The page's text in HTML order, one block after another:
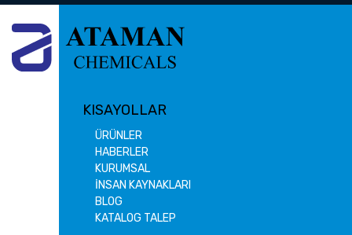
KISAYOLLAR
ÜRÜNLER
HABERLER
KURUMSAL
İNSAN KAYNAKLARI
BLOG
KATALOG TALEP